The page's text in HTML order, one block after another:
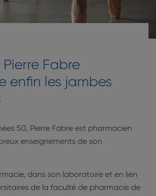
Pierre Fabre
enfin les jambes
50, Pierre Fabre est pharmacien
enseignements de son
dans son laboratoire et en lien
de la faculté de pharmacie de